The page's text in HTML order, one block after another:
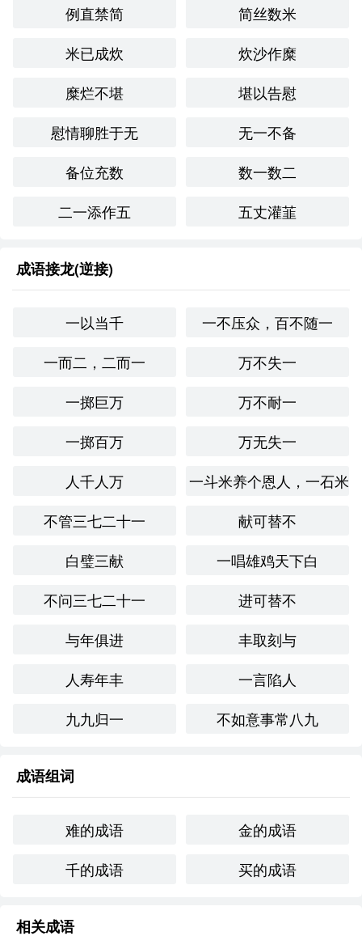
亲情是无价的，千金难买。
同义成语与反义成语
同义成语：
无价之宝：形容非常珍贵的东西，没有价格可以衡
量。
反义成语：
一文不值：形容毫无价值，与“千金难买”的含义正好相
反。
物有所值 ：指物品的价值与其价格相符合，强调金钱
可以衡量的价值。
文化与社会背景
在**文化中，金钱常常被视为一种重要的资源，但许多古代
“千金难买”反映了这种思想，尤其是在现代社会中，随着物
到生活中那些值得珍惜的瞬间和关系。它促使人们思考什么
在我的生活中，有一次与多年不见的好友重聚，我们分享了
会到“千金难买”的意义。无论是时间的流逝还是金钱的积
创造性使用
在诗歌创作中，可以这样运用“千金难买”：
例直禁简
简丝数米
米已成炊
炊沙作糜
糜烂不堪
堪以告慰
慰情聊胜于无
无一不备
备位充数
数一数二
二一添作五
五丈灌韮
成语接龙(逆接)
一以当千
一不压众，百不随一
一而二，二而一
万不失一
一掷巨万
万不耐一
一掷百万
万无失一
人千人万
一斗米养个恩人，一石米
不管三七二十一
献可替不
白璧三献
一唱雄鸡天下白
不问三七二十一
进可替不
与年俱进
丰取刻与
人寿年丰
一言陷人
九九归一
不如意事常八九
成语组词
难的成语
金的成语
千的成语
买的成语
相关成语